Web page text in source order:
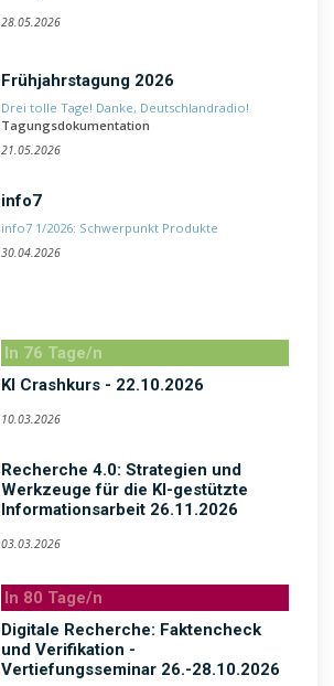
28.05.2026
Frühjahrstagung 2026
Drei tolle Tage! Danke, Deutschlandradio!
Tagungsdokumentation
21.05.2026
info7
info7 1/2026: Schwerpunkt Produkte
30.04.2026
In 76 Tage/n
KI Crashkurs - 22.10.2026
10.03.2026
Recherche 4.0: Strategien und
Werkzeuge für die KI-gestützte
Informationsarbeit 26.11.2026
03.03.2026
In 80 Tage/n
Digitale Recherche: Faktencheck
und Verifikation -
Vertiefungsseminar 26.-28.10.2026